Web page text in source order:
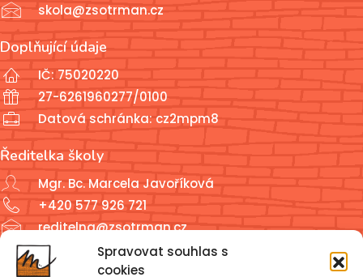
Spravovat souhlas s
cookies
skola@zsotrman.cz
Doplňující údaje
IČ: 75020220
27-6261960277/0100
Datová schránka: cz2mpm8
Ředitelka školy
Mgr. Bc. Marcela Javoříková
+420 577 926 721
reditelna@zsotrman.cz
Školní jídelna a školní družina